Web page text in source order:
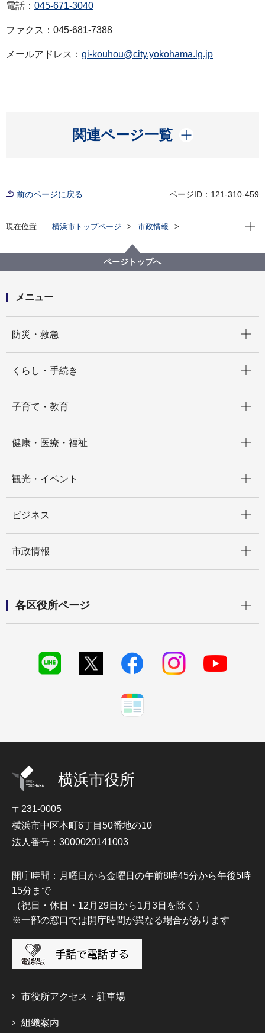
電話： 045-671-3040
ファクス：045-681-7388
メールアドレス： gi-kouhou@city.yokohama.lg.jp
関連ページ一覧
開く
前のページに戻る ページID：121-310-459
現在位置 横浜市トップページ
市政情報
本日の本会議で議案24件が可決されました。（令和５
年第２回市会定例会 本会議第３日 可決議案数）
現在
ページトップへ
メニュー
防災・救急
くらし・手続き
子育て・教育
健康・医療・福祉
観光・イベント
ビジネス
市政情報
各区役所ページ
横浜市役所
〒231-0005
横浜市中区本町6丁目50番地の10
法人番号：3000020141003
開庁時間：月曜日から金曜日の午前8時45分から午後5時
15分まで
（祝日・休日・12月29日から1月3日を除く）
※一部の窓口では開庁時間が異なる場合があります
市役所アクセス・駐車場
組織案内